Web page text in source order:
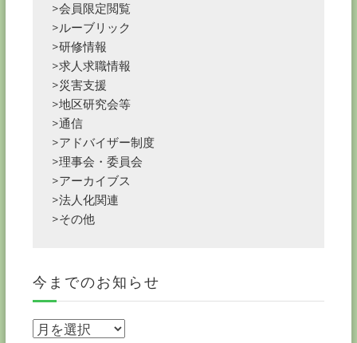
>会員限定閲覧
>ルーブリック
>研修情報
>求人求職情報
>災害支援
>地区研究会等
>通信
>アドバイザー制度
>理事会・委員会
>アーカイブス
>法人化関連
>その他
今までのお知らせ
今